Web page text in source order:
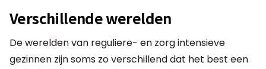
Verschillende werelden
De werelden van reguliere- en zorg intensieve
gezinnen zijn soms zo verschillend dat het best een